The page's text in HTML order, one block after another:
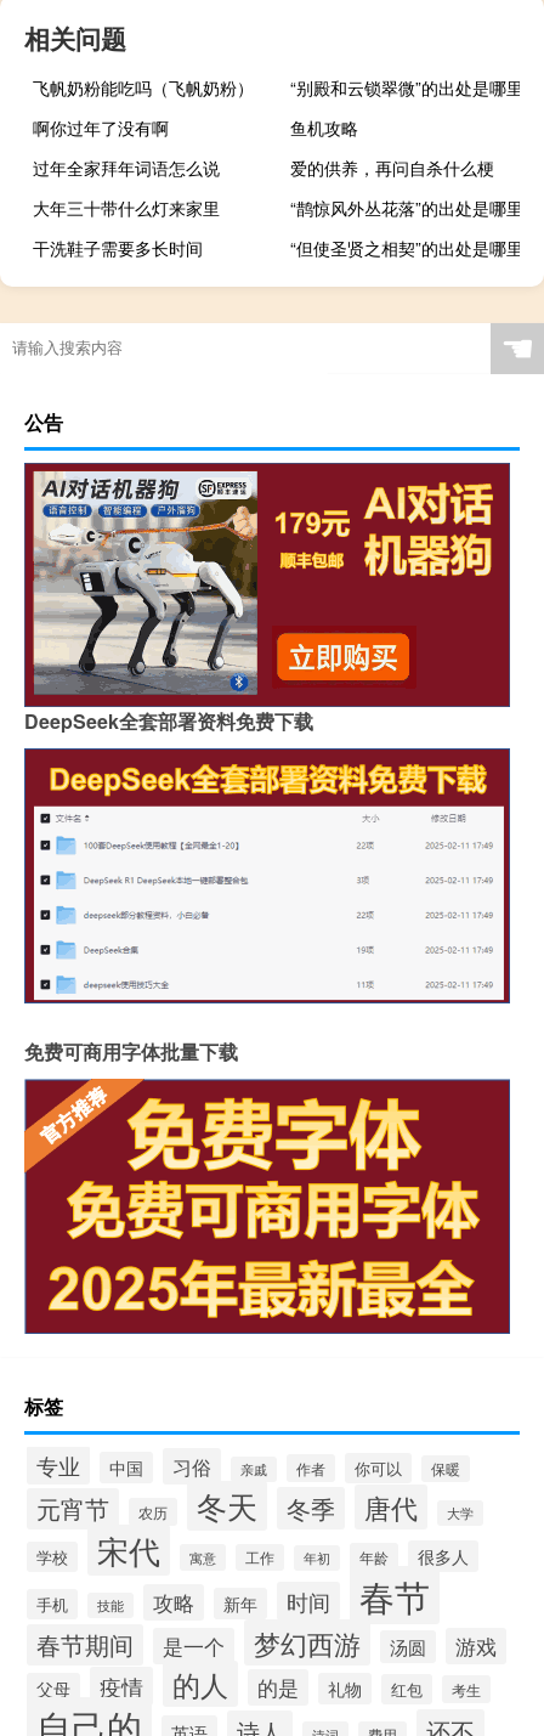
相关问题
飞帆奶粉能吃吗（飞帆奶粉）
“别殿和云锁翠微”的出处是哪里
啊你过年了没有啊
鱼机攻略
过年全家拜年词语怎么说
爱的供养，再问自杀什么梗
大年三十带什么灯来家里
“鹊惊风外丛花落”的出处是哪里
干洗鞋子需要多长时间
“但使圣贤之相契”的出处是哪里
☚
公告
DeepSeek全套部署资料免费下载
免费可商用字体批量下载
标签
专业 中国 习俗 亲戚 作者 你可以 保暖
元宵节 农历 冬天 冬季 唐代 大学
学校 宋代 寓意 工作 年初 年龄 很多人
手机 技能 攻略 新年 时间 春节
春节期间 是一个 梦幻西游 汤圆 游戏
父母 疫情 的人 的是 礼物 红包 考生